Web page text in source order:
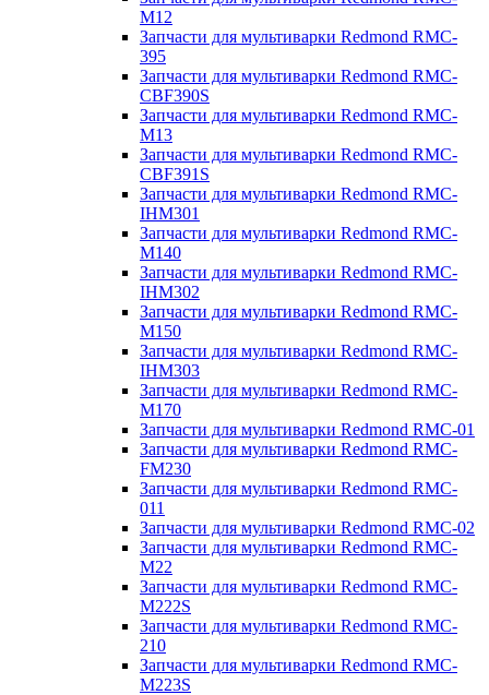
M12
Запчасти для мультиварки Redmond RMC-
395
Запчасти для мультиварки Redmond RMC-
CBF390S
Запчасти для мультиварки Redmond RMC-
M13
Запчасти для мультиварки Redmond RMC-
CBF391S
Запчасти для мультиварки Redmond RMC-
IHM301
Запчасти для мультиварки Redmond RMC-
M140
Запчасти для мультиварки Redmond RMC-
IHM302
Запчасти для мультиварки Redmond RMC-
M150
Запчасти для мультиварки Redmond RMC-
IHM303
Запчасти для мультиварки Redmond RMC-
M170
Запчасти для мультиварки Redmond RMC-01
Запчасти для мультиварки Redmond RMC-
FM230
Запчасти для мультиварки Redmond RMC-
011
Запчасти для мультиварки Redmond RMC-02
Запчасти для мультиварки Redmond RMC-
M22
Запчасти для мультиварки Redmond RMC-
M222S
Запчасти для мультиварки Redmond RMC-
210
Запчасти для мультиварки Redmond RMC-
M223S